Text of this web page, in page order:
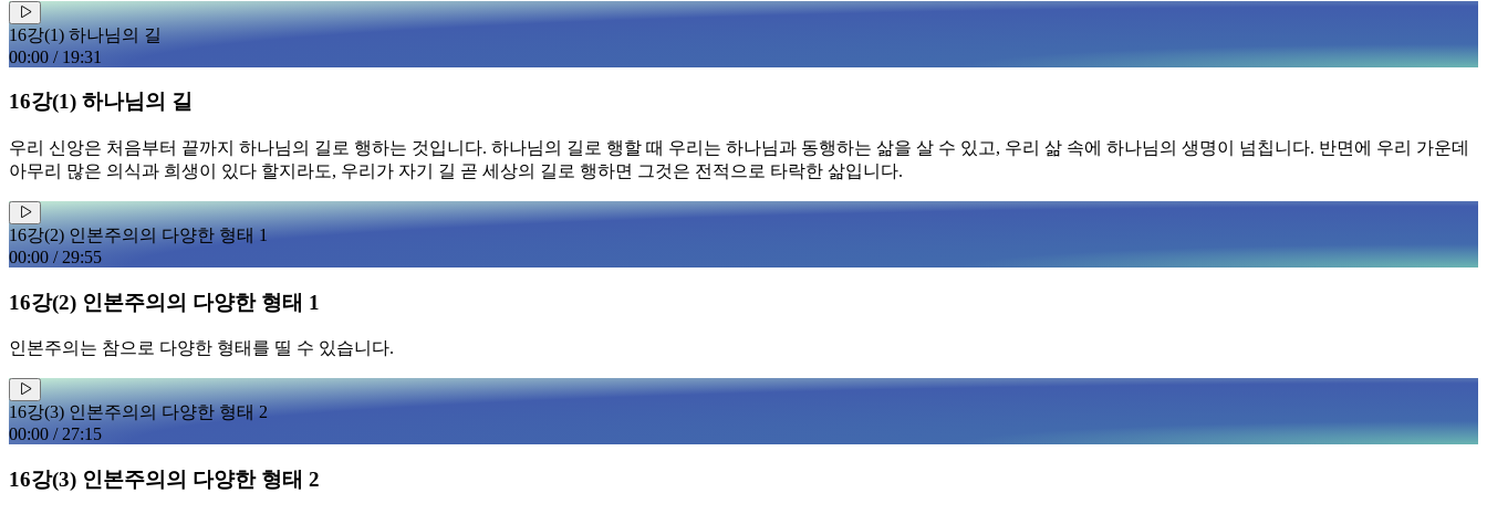
16강(1) 하나님의 길
00:00 / 19:31
16강(1) 하나님의 길
우리 신앙은 처음부터 끝까지 하나님의 길로 행하는 것입니다. 하나님의 길로 행할 때 우리는 하나님과 동행하는 삶을 살 수 있고, 우리 삶 속에 하나님의 생명이 넘칩니다. 반면에 우리 가운데
아무리 많은 의식과 희생이 있다 할지라도, 우리가 자기 길 곧 세상의 길로 행하면 그것은 전적으로 타락한 삶입니다.
16강(2) 인본주의의 다양한 형태 1
00:00 / 29:55
16강(2) 인본주의의 다양한 형태 1
인본주의는 참으로 다양한 형태를 띨 수 있습니다.
16강(3) 인본주의의 다양한 형태 2
00:00 /27:15
16강(3) 인본주의의 다양한 형태 2